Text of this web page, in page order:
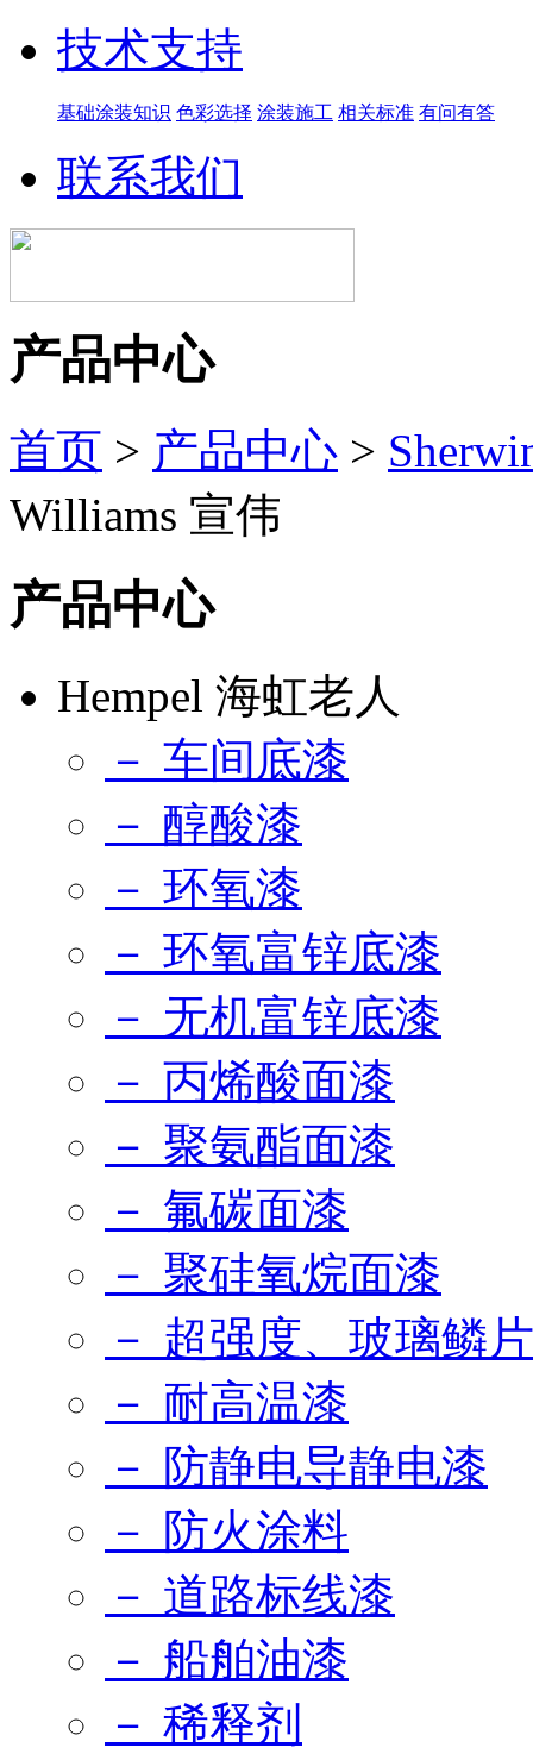
技术支持
基础涂装知识 色彩选择 涂装施工 相关标准 有问有答
联系我们
产品中心
首页 > 产品中心 >
Williams 宣伟
产品中心
Hempel 海虹老人
－ 车间底漆
－ 醇酸漆
－ 环氧漆
－ 环氧富锌底漆
－ 无机富锌底漆
－ 丙烯酸面漆
－ 聚氨酯面漆
－ 氟碳面漆
－ 聚硅氧烷面漆
－ 超强度、玻璃鳞
－ 耐高温漆
－ 防静电导静电漆
－ 防火涂料
－ 道路标线漆
－ 船舶油漆
－ 稀释剂